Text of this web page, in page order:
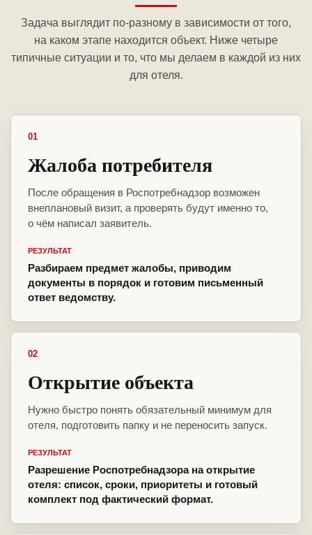
Задача выглядит по-разному в зависимости от того,
на каком этапе находится объект. Ниже четыре
типичные ситуации и то, что мы делаем в каждой из них
для отеля.
01
Жалоба потребителя
После обращения в Роспотребнадзор возможен
внеплановый визит, а проверять будут именно то,
о чём написал заявитель.
РЕЗУЛЬТАТ
Разбираем предмет жалобы, приводим
документы в порядок и готовим письменный
ответ ведомству.
02
Открытие объекта
Нужно быстро понять обязательный минимум для
отеля, подготовить папку и не переносить запуск.
РЕЗУЛЬТАТ
Разрешение Роспотребнадзора на открытие
отеля: список, сроки, приоритеты и готовый
комплект под фактический формат.